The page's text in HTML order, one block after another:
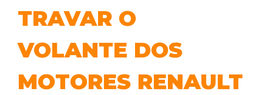
TRAVAR O
VOLANTE DOS
MOTORES RENAULT